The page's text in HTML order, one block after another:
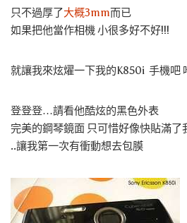
只不過厚了大概3mm而已
如果把他當作相機 小很多好不好!!!
就讓我來炫燿一下我的K850i 手機吧
登登登…請看他酷炫的黑色外表
完美的鋼琴鏡面 只可惜好像快貼滿了
..讓我第一次有衝動想去包膜